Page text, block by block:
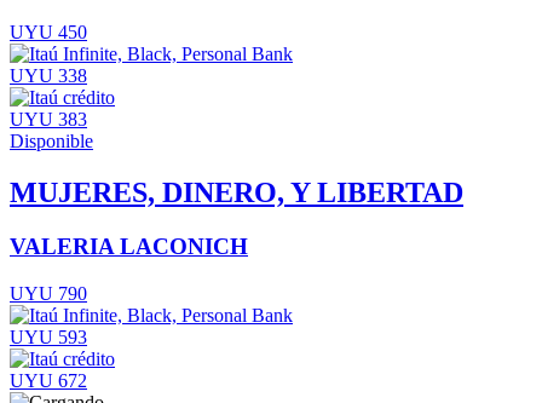
UYU 450
UYU 338
UYU 383
Disponible
MUJERES, DINERO, Y LIBERTAD
VALERIA LACONICH
UYU 790
UYU 593
UYU 672